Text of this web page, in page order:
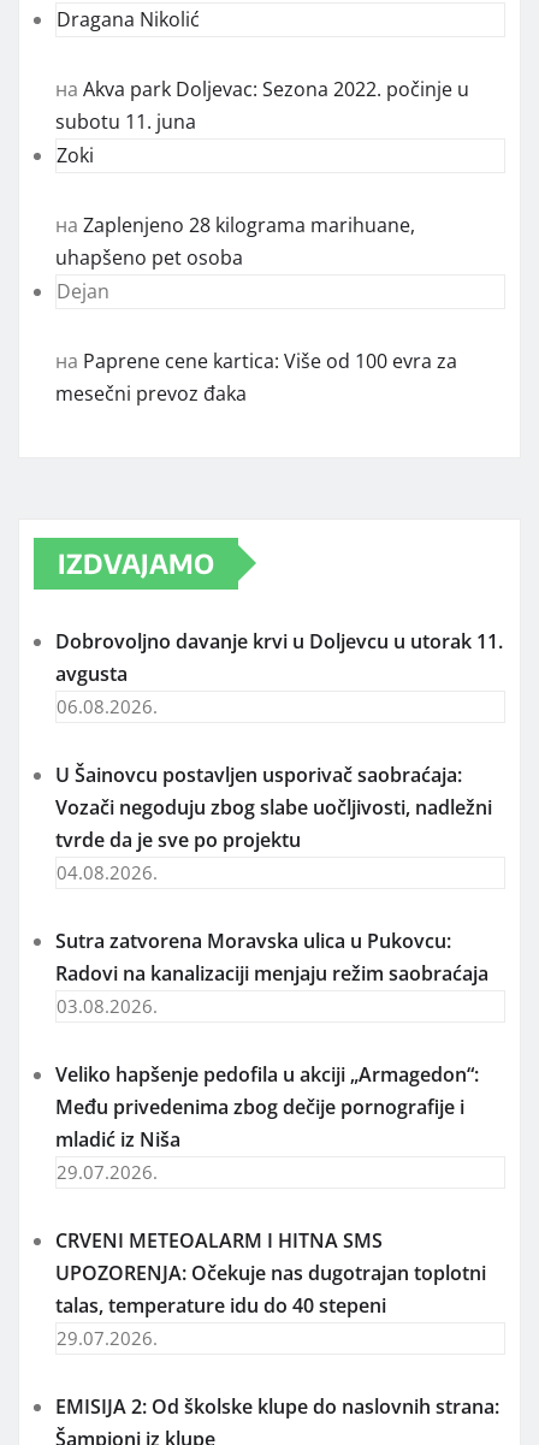
Dragana Nikolić
на Akva park Doljevac: Sezona 2022. počinje u
subotu 11. juna
Zoki
на Zaplenjeno 28 kilograma marihuane,
uhapšeno pet osoba
Dejan
на Paprene cene kartica: Više od 100 evra za
mesečni prevoz đaka
IZDVAJAMO
Dobrovoljno davanje krvi u Doljevcu u utorak 11.
avgusta
06.08.2026.
U Šainovcu postavljen usporivač saobraćaja:
Vozači negoduju zbog slabe uočljivosti, nadležni
tvrde da je sve po projektu
04.08.2026.
Sutra zatvorena Moravska ulica u Pukovcu:
Radovi na kanalizaciji menjaju režim saobraćaja
03.08.2026.
Veliko hapšenje pedofila u akciji „Armagedon“:
Među privedenima zbog dečije pornografije i
mladić iz Niša
29.07.2026.
CRVENI METEOALARM I HITNA SMS
UPOZORENJA: Očekuje nas dugotrajan toplotni
talas, temperature idu do 40 stepeni
29.07.2026.
EMISIJA 2: Od školske klupe do naslovnih strana:
Šampioni iz klupe